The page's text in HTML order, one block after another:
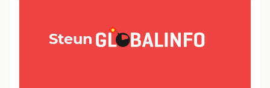
Steun GLOBALINFO.nl